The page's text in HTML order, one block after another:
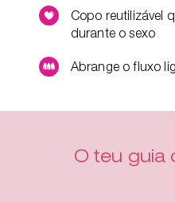
Copo reutilizável
durante o sexo
Abrange o fluxo
O teu guia